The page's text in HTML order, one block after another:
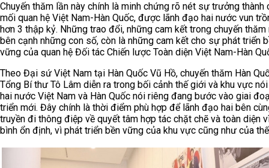
Chuyến thăm lần này chính là minh chứng rõ nét sự trưởng thành
mối quan hệ Việt Nam-Hàn Quốc, được lãnh đạo hai nước vun
hơn 3 thập kỷ. Những trao đổi, những cam kết trong chuyến thăm
bên cạnh những con số, còn là những cam kết cho sự phát triển
vững của quan hệ Đối tác Chiến lược Toàn diện Việt Nam-Hàn
Theo Đại sứ Việt Nam tại Hàn Quốc Vũ Hồ, chuyến thăm Hàn
Tổng Bí thư Tô Lâm diễn ra trong bối cảnh thế giới và khu vực nói
hai nước Việt Nam và Hàn Quốc nói riêng đang bước vào giai
triển mới. Đây chính là thời điểm phù hợp để lãnh đạo hai bên
truyền đi thông điệp về quyết tâm hợp tác chặt chẽ và toàn diện
bình ổn định, vì phát triển bền vững của khu vực cũng như của